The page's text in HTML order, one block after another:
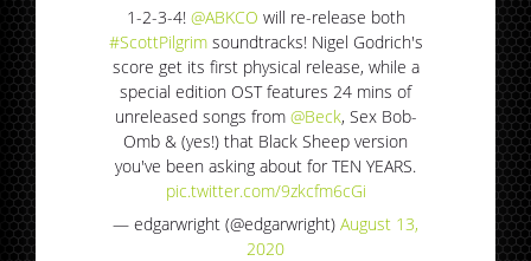
1-2-3-4! @ABKCO will re-release both
#ScottPilgrimsoundtracks! Nigel Godrich's
score get its first physical release, while a
special edition OST features 24 mins of
unreleased songs from @Beck, Sex Bob-
Omb & (yes!) that Black Sheep version
you've been asking about for TEN YEARS.
pic.twitter.com/9zkcfm6cGi
— edgarwright (@edgarwright) August 13,
2020